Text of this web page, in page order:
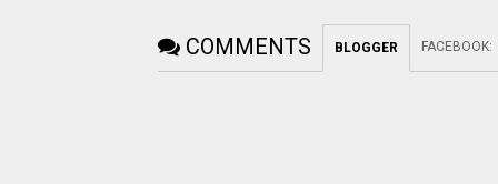
COMMENTS BLOGGER FACEBOOK: